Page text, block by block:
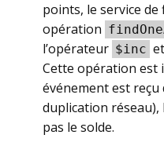
points, le service
opération
l’opérateur $inc
Cette opération est
événement est reçu
duplication
pas le solde.